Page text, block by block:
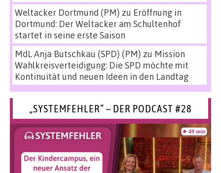
Weltacker Dortmund (PM) zu Eröffnung in
Dortmund: Der Weltacker am Schultenhof
startet in seine erste Saison
MdL Anja Butschkau (SPD) (PM) zu Mission
Wahlkreisverteidigung: Die SPD möchte mit
Kontinuität und neuen Ideen in den Landtag
„SYSTEMFEHLER“ – DER PODCAST #28